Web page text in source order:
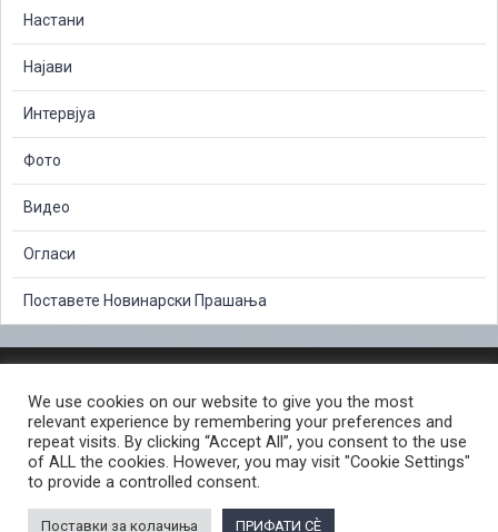
Настани
Најави
Интервјуа
Фото
Видео
Огласи
Поставете Новинарски Прашања
СЛОБОДЕН ПРИСТАП ДО ИНФОРМАЦИИ ОД ЈАВЕН КАРАКТЕР
ПОСТАПКА ЗА ПРИЈАВА НА КРИВИЧНО ДЕЛО
КОРИСНИ ЛИНКОВИ
ПОЛИТИКА ЗА ПРИВАТНОСТ ВЕБ СТРАНИЦА
We use cookies on our website to give you the most
relevant experience by remembering your preferences and
repeat visits. By clicking “Accept All”, you consent to the use
of ALL the cookies. However, you may visit "Cookie Settings"
to provide a controlled consent.
Поставки за колачиња ПРИФАТИ СÈ